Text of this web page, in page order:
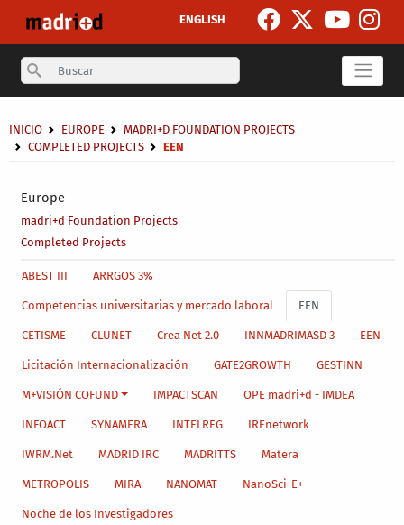
ENGLISH
Search
Europe
madri+d Foundation Projects
Completed Projects
Breadcrumb
INICIO EUROPE
MADRI+D FOUNDATION PROJECTS
COMPLETED PROJECTS
EEN
Main menu level 4
ABEST III ARRGOS 3%
Competencias universitarias y mercado laboral EEN
CETISME CLUNET Crea Net 2.0 INNMADRIMASD 3 EEN
Licitación Internacionalización GATE2GROWTH GESTINN
M+VISIÓN COFUND IMPACTSCAN OPE madri+d - IMDEA
INFOACT SYNAMERA INTELREG IREnetwork
IWRM.Net MADRID IRC MADRITTS Matera
METROPOLIS MIRA NANOMAT NanoSci-E+
Noche de los Investigadores